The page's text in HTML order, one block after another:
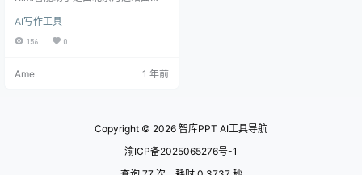
手，Kimi 拥有超长无损记忆能力，
随时为你回答问题、速读文件、整
理资料、激发灵感、辅助创作。基
的自然语言交互服务，覆盖日常问
研究‌ 支持开放领域问…
AI写作工具
156 0
Ame 1 年前
Copyright © 2026 智库PPT AI工具导航
渝ICP备2025065276号-1